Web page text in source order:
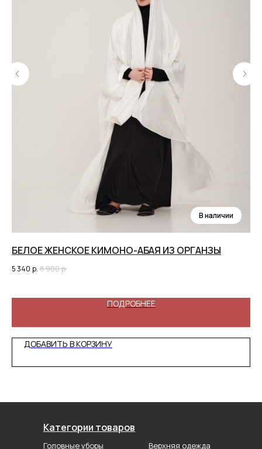
БЕЛОЕ ЖЕНСКОЕ КИМОНО-АБАЯ ИЗ ОРГАНЗЫ
5 340 р. 8 900р.
ПОДРОБНЕЕ
ДОБАВИТЬ В КОРЗИНУ
Категории товаров
Головные уборы
Верхняя одежда